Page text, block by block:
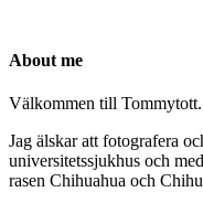
About me
Välkommen till Tommytott.
Jag älskar att fotografera
universitetssjukhus och
rasen Chihuahua och